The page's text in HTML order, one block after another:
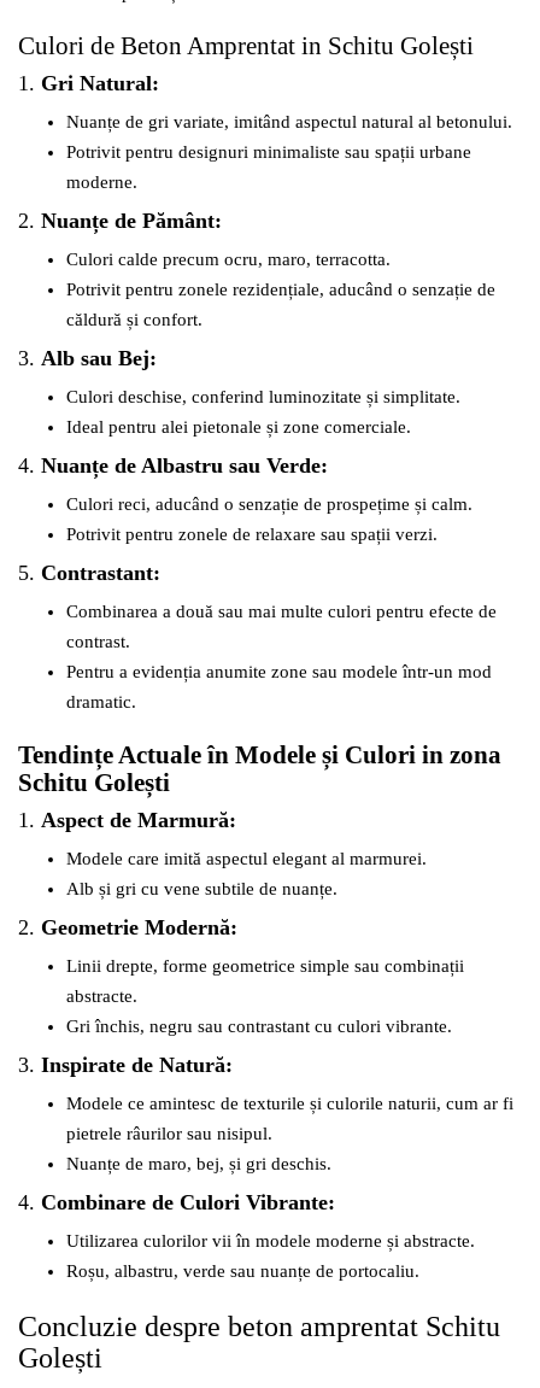
Culori de Beton Amprentat in Schitu Golești
1. Gri Natural:
Nuanțe de gri variate, imitând aspectul natural al betonului.
Potrivit pentru designuri minimaliste sau spații urbane
moderne.
2. Nuanțe de Pământ:
Culori calde precum ocru, maro, terracotta.
Potrivit pentru zonele rezidențiale, aducând o senzație de
căldură și confort.
3. Alb sau Bej:
Culori deschise, conferind luminozitate și simplitate.
Ideal pentru alei pietonale și zone comerciale.
4. Nuanțe de Albastru sau Verde:
Culori reci, aducând o senzație de prospețime și calm.
Potrivit pentru zonele de relaxare sau spații verzi.
5. Contrastant:
Combinarea a două sau mai multe culori pentru efecte de
contrast.
Pentru a evidenția anumite zone sau modele într-un mod
dramatic.
Tendințe Actuale în Modele și Culori in zona
Schitu Golești
1. Aspect de Marmură:
Modele care imită aspectul elegant al marmurei.
Alb și gri cu vene subtile de nuanțe.
2. Geometrie Modernă:
Linii drepte, forme geometrice simple sau combinații
abstracte.
Gri închis, negru sau contrastant cu culori vibrante.
3. Inspirate de Natură:
Modele ce amintesc de texturile și culorile naturii, cum ar fi
pietrele râurilor sau nisipul.
Nuanțe de maro, bej, și gri deschis.
4. Combinare de Culori Vibrante:
Utilizarea culorilor vii în modele moderne și abstracte.
Roșu, albastru, verde sau nuanțe de portocaliu.
Concluzie despre beton amprentat Schitu
Golești